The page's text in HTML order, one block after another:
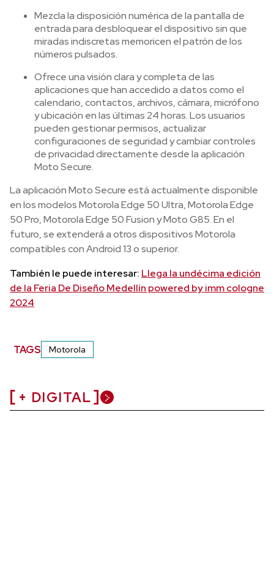
Mezcla la disposición numérica de la pantalla de
entrada para desbloquear el dispositivo sin que
miradas indiscretas memoricen el patrón de los
números pulsados.
Ofrece una visión clara y completa de las
aplicaciones que han accedido a datos como el
calendario, contactos, archivos, cámara, micrófono
y ubicación en las últimas 24 horas. Los usuarios
pueden gestionar permisos, actualizar
configuraciones de seguridad y cambiar controles
de privacidad directamente desde la aplicación
Moto Secure.
La aplicación Moto Secure está actualmente disponible
en los modelos Motorola Edge 50 Ultra, Motorola Edge
50 Pro, Motorola Edge 50 Fusion y Moto G85. En el
futuro, se extenderá a otros dispositivos Motorola
compatibles con Android 13 o superior.
También le puede interesar: Llega la undécima edición
de la Feria De Diseño Medellín powered by imm cologne
2024
TAGS Motorola
+ DIGITAL